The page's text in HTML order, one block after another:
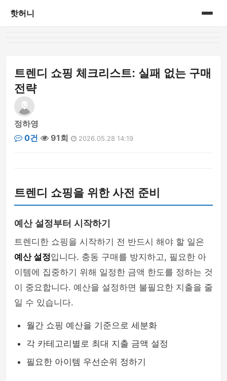
핫허니
트렌디 쇼핑 체크리스트: 실패 없는 구매
전략
정하영
0건
91회 2026.05.28 14:19
트렌디 쇼핑을 위한 사전 준비
예산 설정부터 시작하기
트렌디한 쇼핑을 시작하기 전 반드시 해야 할 일은
예산 설정입니다. 충동 구매를 방지하고, 필요한 아
이템에 집중하기 위해 일정한 금액 한도를 정하는 것
이 중요합니다. 예산을 설정하면 불필요한 지출을 줄
일 수 있습니다.
월간 쇼핑 예산을 기준으로 세분화
각 카테고리별로 최대 지출 금액 설정
필요한 아이템 우선순위 정하기